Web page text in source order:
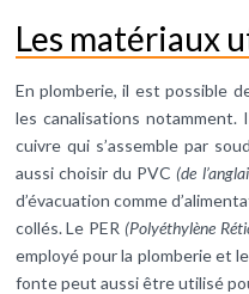
Les matériaux
En plomberie, il est possible
les canalisations notamment.
cuivre qui s’assemble par
aussi choisir du PVC (de
d’évacuation comme
collés. Le PER (Polyéthylène
employé pour la plomberie et
fonte peut aussi être utilisé